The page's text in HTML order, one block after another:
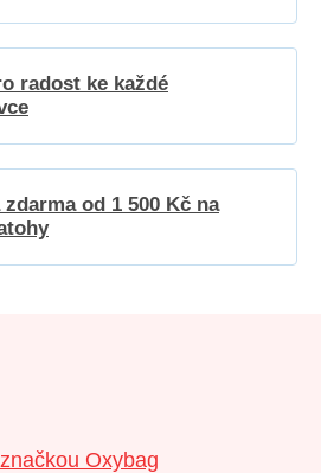
radost ke každé
zdarma od 1 500 Kč na
Oxybag